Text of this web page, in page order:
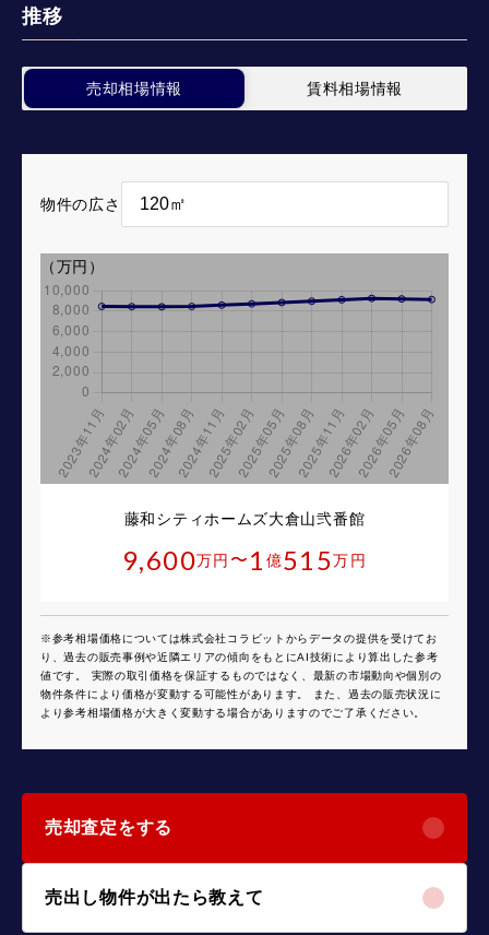
推移
売却相場情報 賃料相場情報
物件の広さ
藤和シティホームズ大倉山弐番館
9,600万円 〜 1 億515万円
※参考相場価格については株式会社コラビットからデータの提供を受けてお
り、過去の販売事例や近隣エリアの傾向をもとにAI技術により算出した参考
値です。 実際の取引価格を保証するものではなく、最新の市場動向や個別の
物件条件により価格が変動する可能性があります。 また、過去の販売状況に
より参考相場価格が大きく変動する場合がありますのでご了承ください。
（万円）
売却査定をする
売出し物件が出たら教えて